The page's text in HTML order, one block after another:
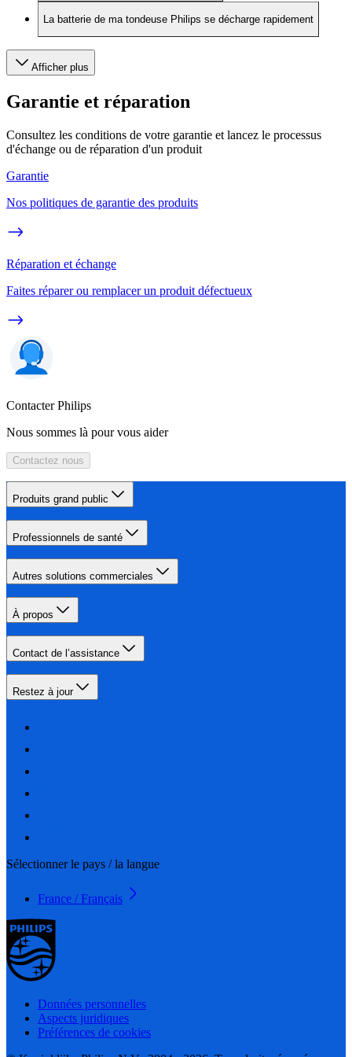
La batterie de ma tondeuse Philips se décharge rapidement
Afficher plus
Garantie et réparation
Consultez les conditions de votre garantie et lancez le processus
d'échange ou de réparation d'un produit
Garantie
Nos politiques de garantie des produits
Réparation et échange
Faites réparer ou remplacer un produit défectueux
Contacter Philips
Nous sommes là pour vous aider
Contactez nous
Produits grand public
Professionnels de santé
Autres solutions commerciales
À propos
Contact de l’assistance
Restez à jour
Sélectionner le pays / la langue
France / Français
Données personnelles
Aspects juridiques
Préférences de cookies